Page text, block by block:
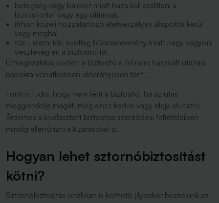
betegség vagy baleset miatt haza kell szállítani a
biztosítottat vagy egy útitársat,
itthon közeli hozzátartozó életveszélyes állapotba kerül
vagy meghal
tűz-, elemi kár, esetleg bűncselekmény miatt nagy vagyoni
veszteség éri a biztosítottat.
Útmegszakítás esetén a biztosító a fel nem használt utazási
napokra vonatkozóan időarányosan térít.
Fontos tudni, hogy nem térít a biztosító, ha az utas
meggondolja magát, még sincs kedve vagy ideje elutazni.
Érdemes a kiválasztott biztosítás szerződési feltételeiben
mindig ellenőrizni a kizárásokat is.
Hogyan lehet sztornóbiztosítást
kötni?
Sztornóbiztosítás önállóan is köthető (ilyenkor beszélünk az